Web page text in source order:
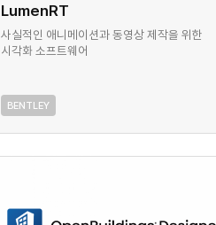
LumenRT
사실적인 애니메이션과 동영상 제작을 위한
시각화 소프트웨어
BENTLEY